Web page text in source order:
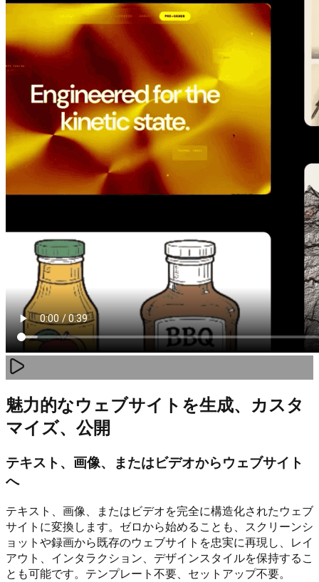
魅力的なウェブサイトを生成、カスタ
マイズ、公開
テキスト、画像、またはビデオからウェブサイト
へ
テキスト、画像、またはビデオを完全に構造化されたウェブ
サイトに変換します。ゼロから始めることも、スクリーンシ
ョットや録画から既存のウェブサイトを忠実に再現し、レイ
アウト、インタラクション、デザインスタイルを保持するこ
とも可能です。テンプレート不要、セットアップ不要。